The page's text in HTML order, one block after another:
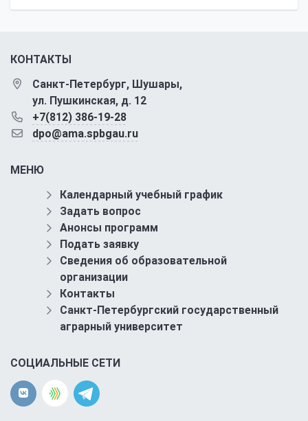
КОНТАКТЫ
Санкт-Петербург, Шушары,
ул. Пушкинская, д. 12
+7(812) 386-19-28
dpo@ama.spbgau.ru
МЕНЮ
Календарный учебный график
Задать вопрос
Анонсы программ
Подать заявку
Сведения об образовательной
организации
Контакты
Санкт-Петербургский государственный
аграрный университет
СОЦИАЛЬНЫЕ СЕТИ